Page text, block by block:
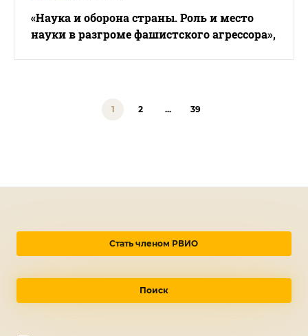
«Наука и оборона страны. Роль и место
науки в разгроме фашистского агрессора»,
1 2 ... 39
Стать членом РВИО
Поиск